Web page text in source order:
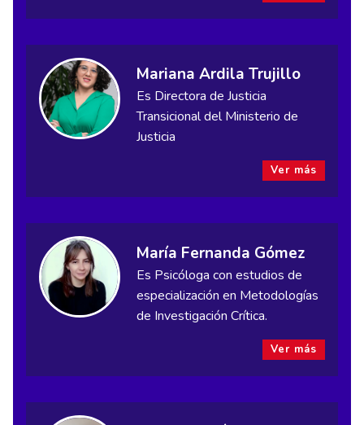
Mariana Ardila Trujillo
Es Directora de Justicia
Transicional del Ministerio de
Justicia
Ver más
María Fernanda Gómez
Es Psicóloga con estudios de
especialización en Metodologías
de Investigación Crítica.
Ver más